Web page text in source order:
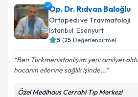
Op. Dr. Rıdvan Baloğlu
Ortopedi ve Travmatoloji
İstanbul, Esenyurt
5 (25 Değerlendirme)
Ben Türkmenistanlıyim yeni amilyet
hocanın ellerine sağlık işinde...
Özel Medihaus Cerrahi Tıp Merkezi